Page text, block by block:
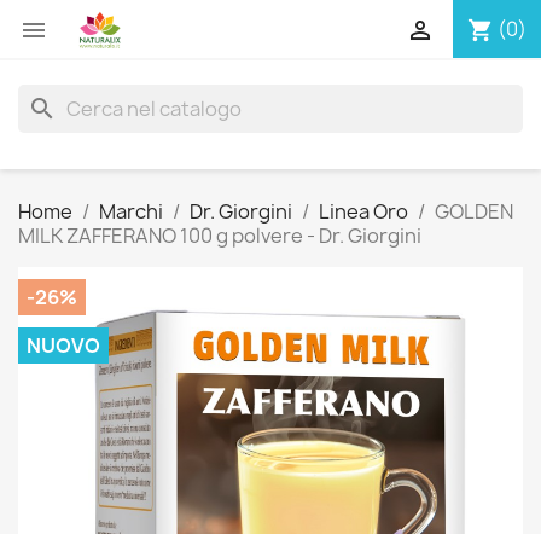
 shopping_cart (0)

search
Home Marchi Dr. Giorgini Linea Oro
GOLDEN
MILK ZAFFERANO 100 g polvere - Dr. Giorgini
-26%
NUOVO